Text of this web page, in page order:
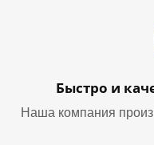
Быстро и
Наша компания